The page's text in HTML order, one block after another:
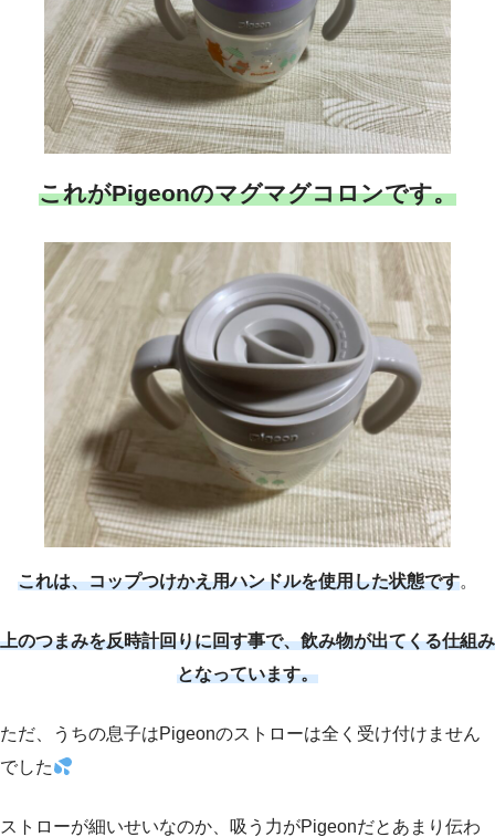
これがPigeonのマグマグコロンです。
これは、コップつけかえ用ハンドルを使用した状態です。
上のつまみを反時計回りに回す事で、飲み物が出てくる仕組み
となっています。
ただ、うちの息子はPigeonのストローは全く受け付けません
でした
ストローが細いせいなのか、吸う力がPigeonだとあまり伝わ